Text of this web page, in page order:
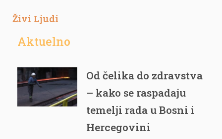
Živi Ljudi
Aktuelno
Od čelika do zdravstva
– kako se raspadaju
temelji rada u Bosni i
Hercegovini